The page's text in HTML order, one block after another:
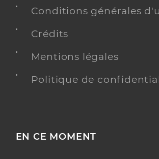
Conditions générales
Crédits
Mentions légales
Politique de
EN CE MOMENT